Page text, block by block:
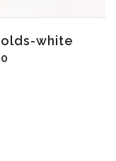
white
Price